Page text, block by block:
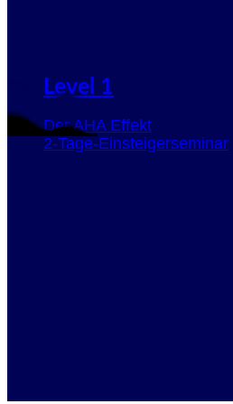
Level 1
Der AHA Effekt
2-Tage-Einsteigerseminar